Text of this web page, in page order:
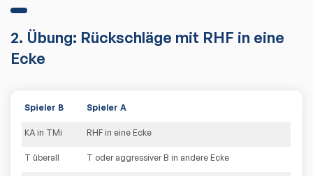
2. Übung: Rückschläge mit RHF in eine
Ecke
Spieler B Spieler A
KA in TMi RHF in eine Ecke
T überall T oder aggressiver B in andere Ecke